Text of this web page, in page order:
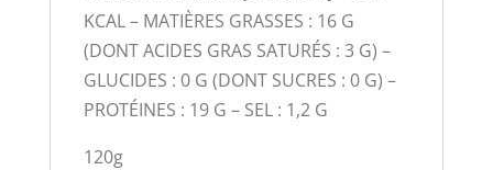
KCAL – MATIÈRES GRASSES : 16 G
(DONT ACIDES GRAS SATURÉS : 3 G) –
GLUCIDES : 0 G (DONT SUCRES : 0 G) –
PROTÉINES : 19 G – SEL : 1,2 G
120g